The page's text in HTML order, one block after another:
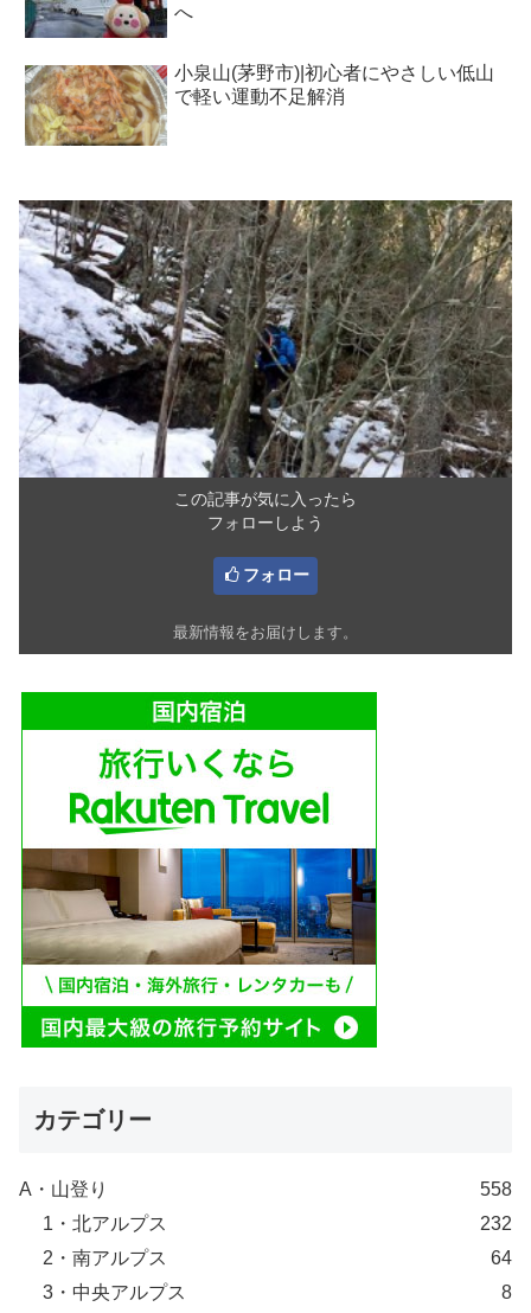
へ
小泉山(茅野市)|初心者にやさしい低山
で軽い運動不足解消
この記事が気に入ったら
フォローしよう
フォロー
最新情報をお届けします。
カテゴリー
A・山登り
558
1・北アルプス
232
2・南アルプス
64
3・中央アルプス
8